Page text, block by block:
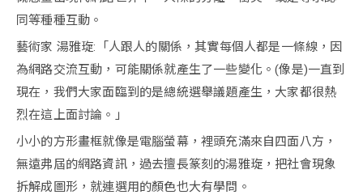
同等種種互動。
藝術家 湯雅琁:「人跟人的關係，其實每個人都是一條線，因
為網路交流互動，可能關係就產生了一些變化。(像是)一直到
現在，我們大家面臨到的是總統選舉議題產生，大家都很熱
烈在這上面討論。」
小小的方形畫框就像是電腦螢幕，裡頭充滿來自四面八方，
無遠弗屆的網路資訊，過去擅長篆刻的湯雅琁，把社會現象
拆解成圖形，就連選用的顏色也大有學問。